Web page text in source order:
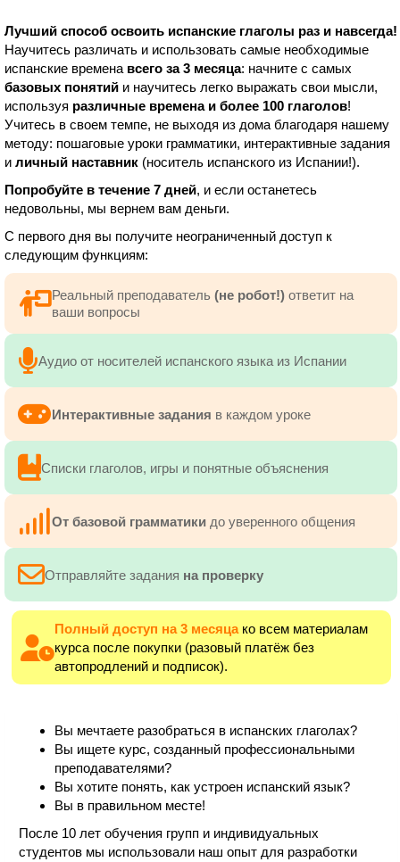
Лучший способ освоить испанские глаголы раз и навсегда!
Научитесь различать и использовать самые необходимые
испанские времена всего за 3 месяца: начните с самых
базовых понятий и научитесь легко выражать свои мысли,
используя различные времена и более 100 глаголов!
Учитесь в своем темпе, не выходя из дома благодаря нашему
методу: пошаговые уроки грамматики, интерактивные задания
и личный наставник (носитель испанского из Испании!).
Попробуйте в течение 7 дней, и если останетесь
недовольны, мы вернем вам деньги.
С первого дня вы получите неограниченный доступ к
следующим функциям:
Реальный преподаватель (не робот!) ответит на
ваши вопросы
Аудио от носителей испанского языка из Испании
Интерактивные задания в каждом уроке
Списки глаголов, игры и понятные объяснения
От базовой грамматики до уверенного общения
Отправляйте задания на проверку
Полный доступ на 3 месяцако всем материалам
курса после покупки (разовый платёж без
автопродлений и подписок).
Вы мечтаете разобраться в испанских глаголах?
Вы ищете курс, созданный профессиональными
преподавателями?
Вы хотите понять, как устроен испанский язык?
Вы в правильном месте!
После 10 лет обучения групп и индивидуальных
студентов мы использовали наш опыт для разработки